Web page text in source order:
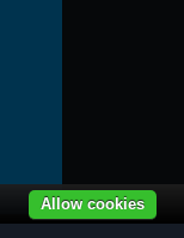
Allow cookies